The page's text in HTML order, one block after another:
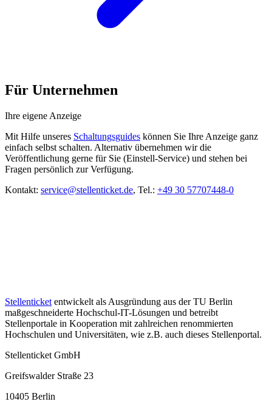
Für Unternehmen
Ihre eigene Anzeige
Mit Hilfe unseres Schaltungsguides können Sie Ihre Anzeige ganz
einfach selbst schalten. Alternativ übernehmen wir die
Veröffentlichung gerne für Sie (Einstell-Service) und stehen bei
Fragen persönlich zur Verfügung.
Kontakt: service@stellenticket.de, Tel.: +49 30 57707448-0
Stellenticket entwickelt als Ausgründung aus der TU Berlin
maßgeschneiderte Hochschul-IT-Lösungen und betreibt
Stellenportale in Kooperation mit zahlreichen renommierten
Hochschulen und Universitäten, wie z.B. auch dieses Stellenportal.
Stellenticket GmbH
Greifswalder Straße 23
10405 Berlin